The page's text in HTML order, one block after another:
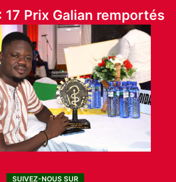
17 Prix Galian remportés
SUIVEZ-NOUS SUR